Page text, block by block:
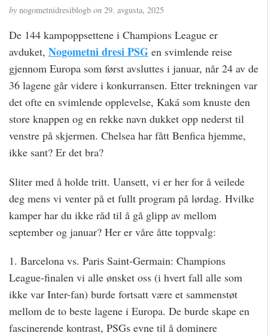
by nogometnidresiblogb on 29. avgusta, 2025
De 144 kampoppsettene i Champions League er
avduket, Nogometni dresi PSG en svimlende reise
gjennom Europa som først avsluttes i januar, når 24 av de
36 lagene går videre i konkurransen. Etter trekningen var
det ofte en svimlende opplevelse, Kaká som knuste den
store knappen og en rekke navn dukket opp nederst til
venstre på skjermen. Chelsea har fått Benfica hjemme,
ikke sant? Er det bra?
Sliter med å holde tritt. Uansett, vi er her for å veilede
deg mens vi venter på et fullt program på lørdag. Hvilke
kamper har du ikke råd til å gå glipp av mellom
september og januar? Her er våre åtte toppvalg:
1. Barcelona vs. Paris Saint-Germain: Champions
League-finalen vi alle ønsket oss (i hvert fall alle som
ikke var Inter-fan) burde fortsatt være et sammenstøt
mellom de to beste lagene i Europa. De burde skape en
fascinerende kontrast, PSGs evne til å dominere